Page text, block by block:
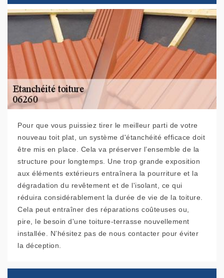
Pour que vous puissiez tirer le meilleur parti de votre
nouveau toit plat, un système d'étanchéité efficace doit
être mis en place. Cela va préserver l’ensemble de la
structure pour longtemps. Une trop grande exposition
aux éléments extérieurs entraînera la pourriture et la
dégradation du revêtement et de l'isolant, ce qui
réduira considérablement la durée de vie de la toiture.
Cela peut entraîner des réparations coûteuses ou,
pire, le besoin d'une toiture-terrasse nouvellement
installée. N’hésitez pas de nous contacter pour éviter
la déception.